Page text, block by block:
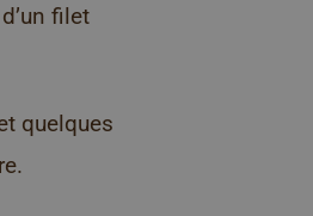
filet
quelques